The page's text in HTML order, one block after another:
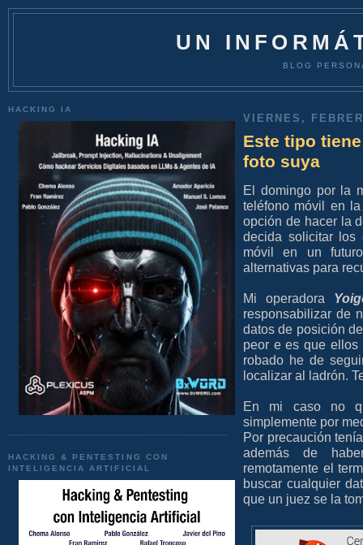
UN
BLOG
HACKING IA
HACKING & PENTESTING CON
INTELIGENCIA ARTIFICIAL
VIERNES,
Este tipo
foto suya
El domingo por la
teléfono móvil en
opción de hacer la
decida solicitar
móvil en un
alternativas para
Mi operadora
responsabilizar de
datos de posición
peor e es que
robado he de
localizar al ladrón.
En mi caso no
simplemente por
Por precaución
además de
remotamente el
buscar cualquier
que un juez se la